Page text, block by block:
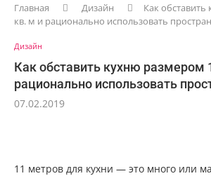
Главная Дизайн
Как
кв. м и рационально использовать
Дизайн
Как обставить кухню размером
рационально использовать
07.02.2019
11 метров для кухни — это много или